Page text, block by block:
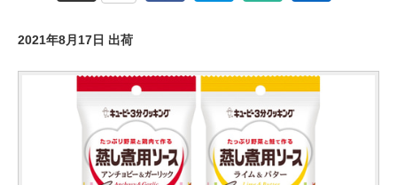
2021年8月17日 出荷